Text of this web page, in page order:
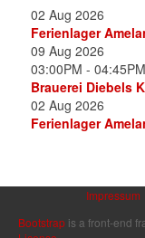
02 Aug 2026
Ferienlager
09 Aug 2026
03:00PM - 04:45PM
Brauerei Diebels
02 Aug 2026
Ferienlager
Impressum
Bootstrap is a front-end